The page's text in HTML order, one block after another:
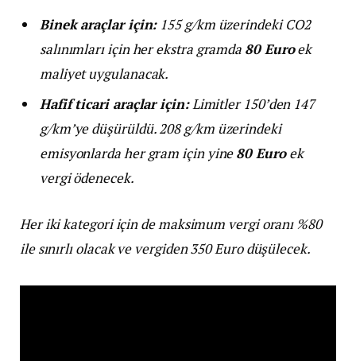
Binek araçlar için:155 g/km üzerindeki CO2
salınımları için her ekstra gramda 80 Euroek
maliyet uygulanacak.
Hafif ticari araçlar için:Limitler 150’den 147
g/km’ye düşürüldü. 208 g/km üzerindeki
emisyonlarda her gram için yine80 Euroek
vergi ödenecek.
Her iki kategori için de maksimum vergi oranı %80
ile sınırlı olacak ve vergiden 350 Euro düşülecek.